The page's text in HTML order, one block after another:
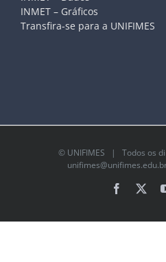
INMET – Gráficos
Transfira-se para a UNIFIMES
© UNIFIMES | Todos os
Facebook